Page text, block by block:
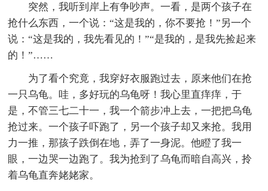
突然，我听到岸上有争吵声。一看，是两个孩子在
抢什么东西，一个说：“这是我的，你不要抢！”另一个
说：“这是我的，我先看见的！”“是我的，是我先捡起来
的！”……
为了看个究竟，我穿好衣服跑过去，原来他们在抢
一只乌龟。哇，多好玩的乌龟呀！我心里直痒痒，于
是，不管三七二十一，我一个箭步冲上去，一把把乌龟
抢过来。一个孩子吓跑了，另一个孩子却又来抢。我用
力一推，那孩子跌倒在地，弄了一身泥。他瞪了我一
眼，一边哭一边跑了。我为抢到了乌龟而暗自高兴，拎
着乌龟直奔姥姥家。